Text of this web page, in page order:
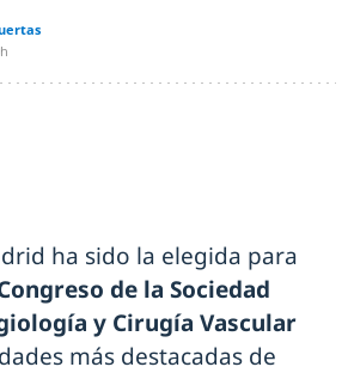
ha sido la elegida para
de la Sociedad
y Cirugía Vascular
más destacadas de